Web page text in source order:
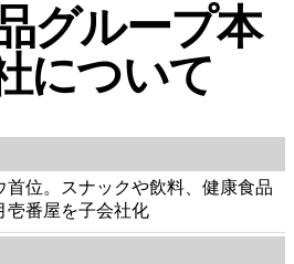
グループ本
について
首位。スナックや飲料、健康食品
壱番屋を子会社化